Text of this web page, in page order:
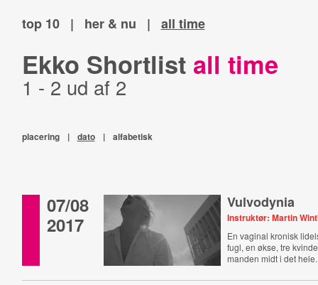
top 10 | her & nu | all time
Ekko Shortlist all time
1 - 2 ud af 2
placering | dato | alfabetisk
07/08
2017
Vulvodynia
Instruktør: Martin
En vaginal kronisk
fugl, en økse, tre
manden midt i det hele.